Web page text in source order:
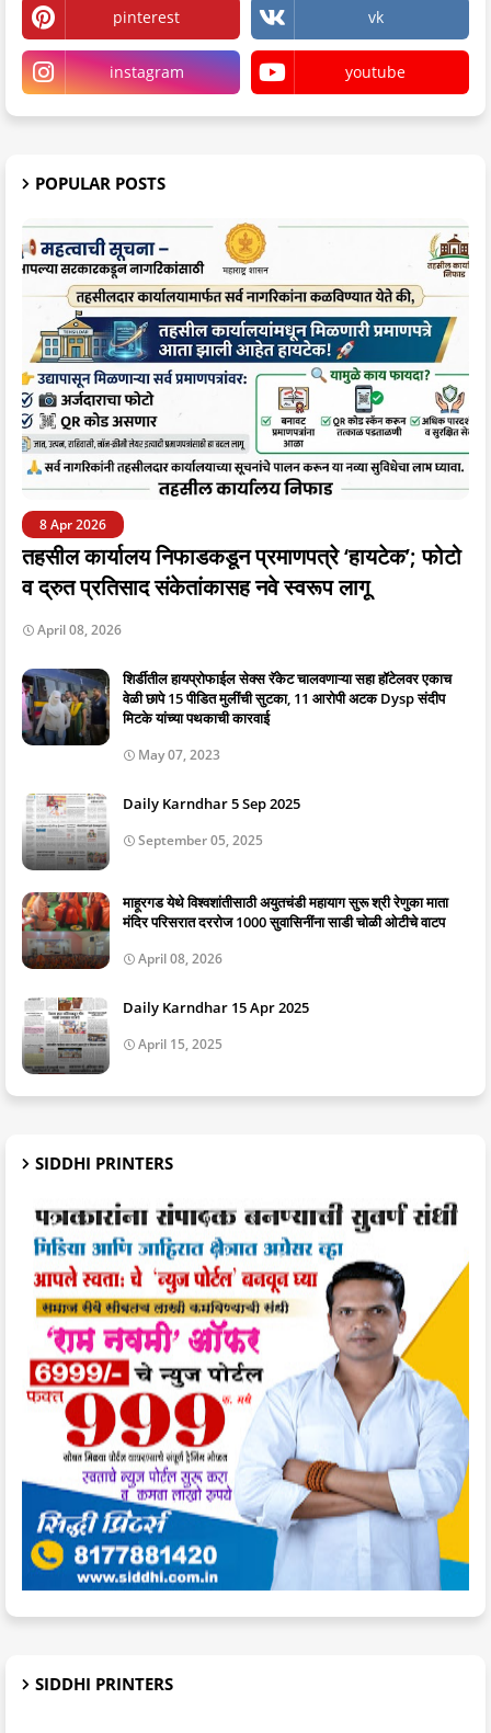
pinterest vk
instagram youtube
POPULAR POSTS
8 Apr 2026
तहसील कार्यालय निफाडकडून प्रमाणपत्रे ‘हायटेक’; फोटो
व द्रुत प्रतिसाद संकेतांकासह नवे स्वरूप लागू
April 08, 2026
शिर्डीतील हायप्रोफाईल सेक्स रॅकेट चालवणाऱ्या सहा हॉटेलवर एकाच
वेळी छापे 15 पीडित मुलींची सुटका, 11 आरोपी अटक Dysp संदीप
मिटके यांच्या पथकाची कारवाई
May 07, 2023
Daily Karndhar 5 Sep 2025
September 05, 2025
माहूरगड येथे विश्वशांतीसाठी अयुतचंडी महायाग सुरू श्री रेणुका माता
मंदिर परिसरात दररोज 1000 सुवासिनींना साडी चोळी ओटीचे वाटप
April 08, 2026
Daily Karndhar 15 Apr 2025
April 15, 2025
SIDDHI PRINTERS
SIDDHI PRINTERS